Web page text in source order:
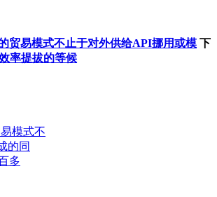
贸易模式不止于对外供给API挪用或模 下
率提拔的等候
模式不
的同
多